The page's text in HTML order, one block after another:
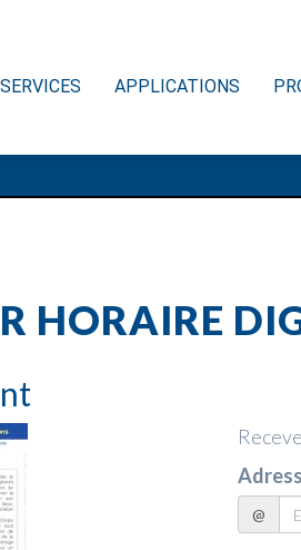
SERVICES APPLICATIONS
HORAIRE
@